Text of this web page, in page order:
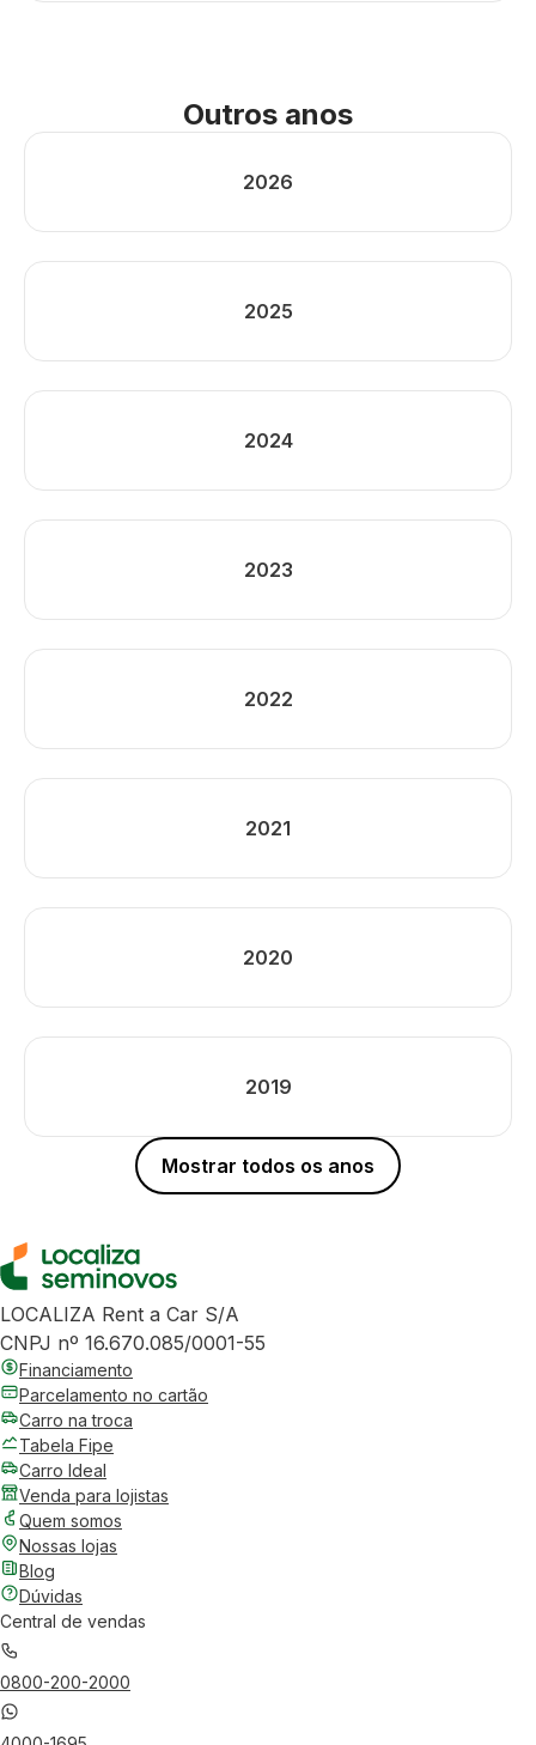
Outros anos
2026
2025
2024
2023
2022
2021
2020
2019
Mostrar todos os anos
LOCALIZA Rent a Car S/A
CNPJ nº 16.670.085/0001-55
Financiamento
Parcelamento no cartão
Carro na troca
Tabela Fipe
Carro Ideal
Venda para lojistas
Quem somos
Nossas lojas
Blog
Dúvidas
Central de vendas
0800-200-2000